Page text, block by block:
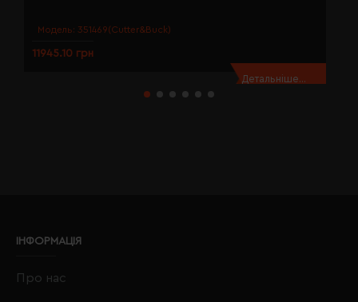
Модель: 351469(Cutter&Buck)
11945.10 грн
Детальніше...
ІНФОРМАЦІЯ
Про нас